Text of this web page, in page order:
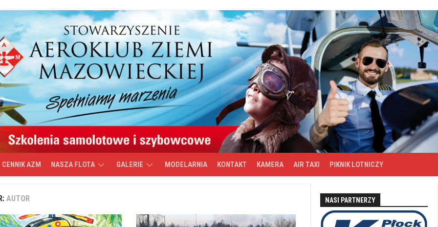
CENNIK AZM NASZA FLOTA
ZLIN
GALERIE
PIKNIK
MODELARNIA KONTAKT KAMERA AIR TAXI PIKNIK LOTNICZY
AUTOR NASI PARTNERZY